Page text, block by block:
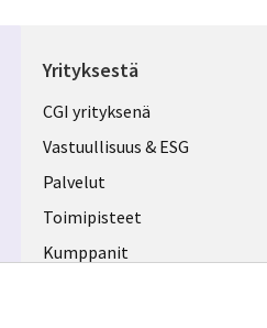
Yrityksestä
Useful
links
FINLAND
CGI yrityksenä
Vastuullisuus & ESG
Palvelut
Toimipisteet
Kumppanit